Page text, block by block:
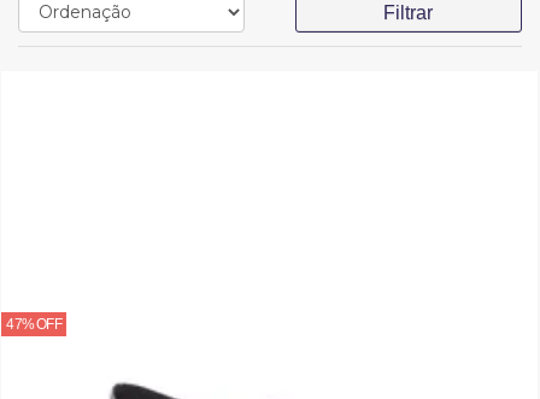
Filtrar
47% OFF